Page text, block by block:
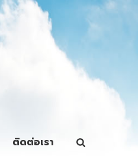
ติดต่อเรา